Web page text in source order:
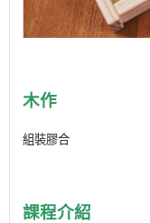
木作
組裝膠合
課程介紹